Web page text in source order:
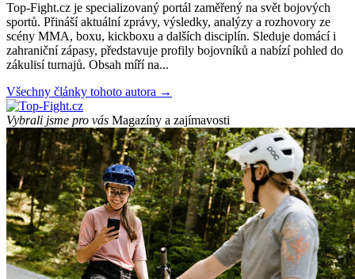
Top-Fight.cz je specializovaný portál zaměřený na svět bojových
sportů. Přináší aktuální zprávy, výsledky, analýzy a rozhovory ze
scény MMA, boxu, kickboxu a dalších disciplín. Sleduje domácí i
zahraniční zápasy, představuje profily bojovníků a nabízí pohled do
zákulisí turnajů. Obsah míří na...
Všechny články tohoto autora →
Vybrali jsme pro vás Magazíny a zajímavosti